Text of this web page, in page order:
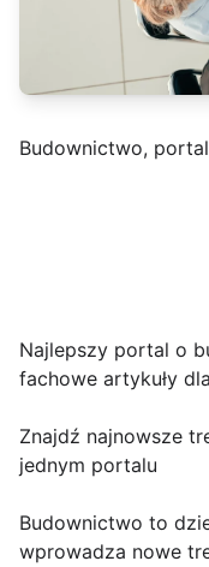
Budownictwo,
Najlepszy portal o
fachowe artykuły
Znajdź najnowsze
jednym portalu
Budownictwo to
wprowadza nowe